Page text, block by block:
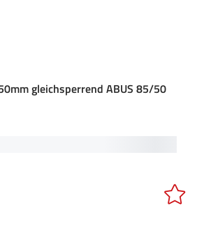
gleichsperrend ABUS 85/50